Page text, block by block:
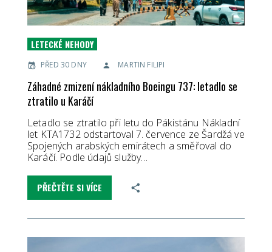
LETECKÉ NEHODY
PŘED 30 DNY MARTIN FILIPI
Záhadné zmizení nákladního Boeingu 737: letadlo se
ztratilo u Karáčí
Letadlo se ztratilo při letu do Pákistánu Nákladní
let KTA1732 odstartoval 7. července ze Šardžá ve
Spojených arabských emirátech a směřoval do
Karáčí. Podle údajů služby…
PŘEČTĚTE SI VÍCE